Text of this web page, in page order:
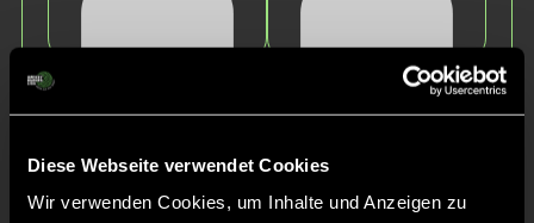
Diese Webseite verwendet Cookies
Wir verwenden Cookies, um Inhalte und Anzeigen zu
Luise